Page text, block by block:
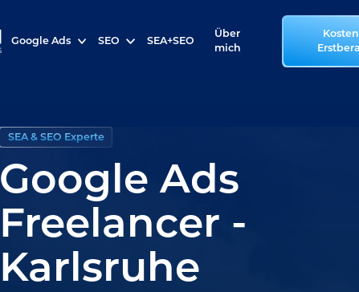
Google Ads SEO SEA+SEO
Über
mich
SEA & SEO Experte
Google Ads
Freelancer -
Karlsruhe